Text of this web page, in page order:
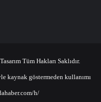
Tüm Hakları Saklıdır.
kaynak göstermeden kullanımı
h/